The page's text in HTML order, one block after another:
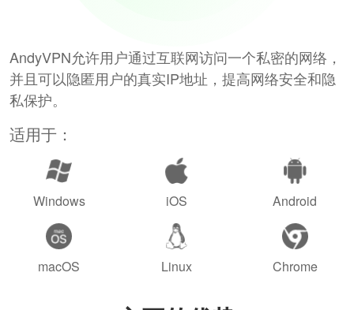
AndyVPN允许用户通过互联网访问一个私密的网络，
并且可以隐匿用户的真实IP地址，提高网络安全和隐
私保护。
适用于：
Windows iOS Android
macOS Linux Chrome